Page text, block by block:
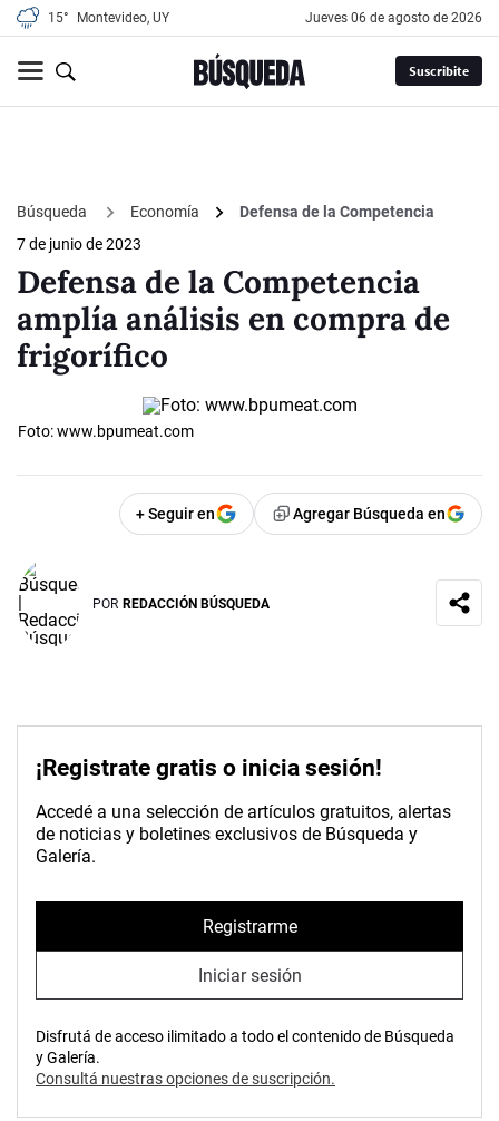
15° Montevideo, UY jueves 06 de agosto de 2026
Suscribite
Búsqueda Economía
Defensa de la Competencia
7 de junio de 2023
Defensa de la Competencia
amplía análisis en compra de
frigorífico
Foto: www.bpumeat.com
+ Seguir en Agregar Búsqueda en
POR REDACCIÓN BÚSQUEDA
¡Registrate gratis o inicia sesión!
Accedé a una selección de artículos gratuitos, alertas
de noticias y boletines exclusivos de Búsqueda y
Galería.
Registrarme
Iniciar sesión
Disfrutá de acceso ilimitado a todo el contenido de Búsqueda
y Galería.
Consultá nuestras opciones de suscripción.